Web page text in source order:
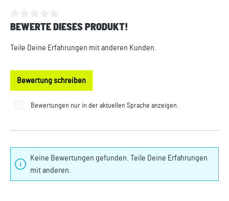
Durchschnittliche Bewertung von 0 von 5 Sternen
BEWERTE DIESES PRODUKT!
Teile Deine Erfahrungen mit anderen Kunden.
Bewertung schreiben
Bewertungen nur in der aktuellen Sprache anzeigen.
Keine Bewertungen gefunden. Teile Deine Erfahrungen
mit anderen.